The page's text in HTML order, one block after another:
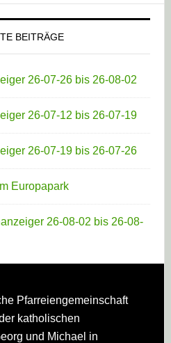
BEITRÄGE
26-07-26 bis 26-08-02
26-07-12 bis 26-07-19
26-07-19 bis 26-07-26
Europapark
26-08-02 bis 26-08-
Pfarreien­gemeinschaft
katholischen
und Michael in